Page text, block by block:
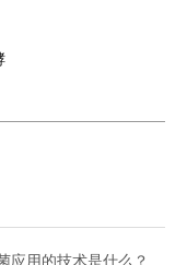
应用的技术是什么？